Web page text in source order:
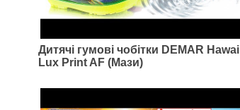
Артикул: Ewa2
Дитячі пінкові чобітки Raweks
Ewa2 (жовтий)
545грн.
Дитячі гумові чобітки DEMAR Hawai
Lux Print AF (Мази)